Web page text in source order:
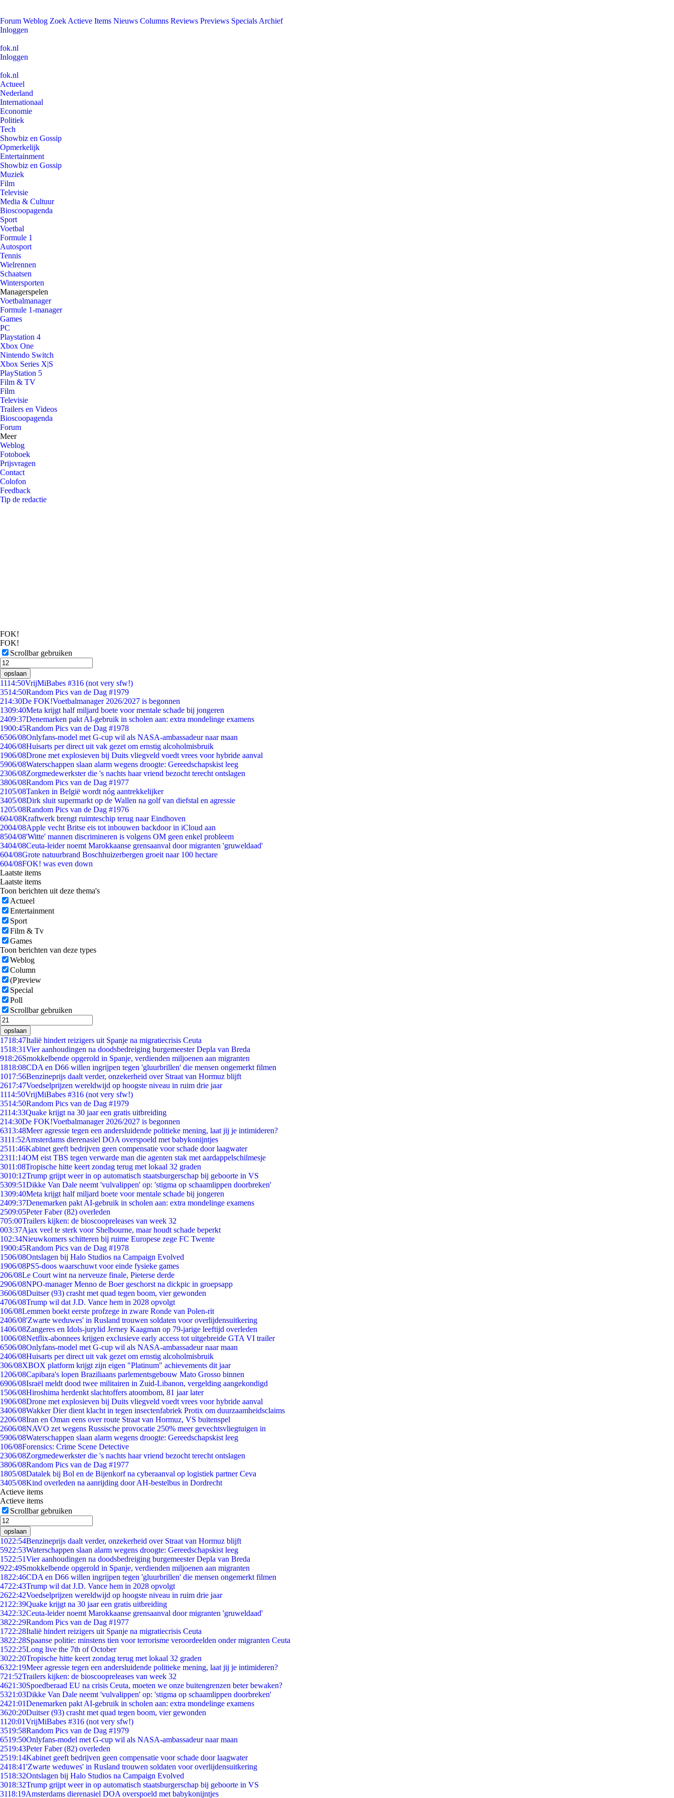
Forum Weblog Zoek Actieve Items Nieuws Columns Reviews Previews Specials Archief
Inloggen
fok.nl
Inloggen
fok.nl
Actueel
Nederland
Internationaal
Economie
Politiek
Tech
Showbiz en Gossip
Opmerkelijk
Entertainment
Showbiz en Gossip
Muziek
Film
Televisie
Media & Cultuur
Bioscoopagenda
Sport
Voetbal
Formule 1
Autosport
Tennis
Wielrennen
Schaatsen
Wintersporten
Managerspelen
Voetbalmanager
Formule 1-manager
Games
PC
Playstation 4
Xbox One
Nintendo Switch
Xbox Series X|S
PlayStation 5
Film & TV
Film
Televisie
Trailers en Videos
Bioscoopagenda
Forum
Meer
Weblog
Fotoboek
Prijsvragen
Contact
Colofon
Feedback
Tip de redactie
FOK!
FOK!
Scrollbar gebruiken
opslaan
1114:50VrijMiBabes #316 (not very sfw!)
3514:50Random Pics van de Dag #1979
214:30De FOK!Voetbalmanager 2026/2027 is begonnen
1309:40Meta krijgt half miljard boete voor mentale schade bij jongeren
2409:37Denemarken pakt AI-gebruik in scholen aan: extra mondelinge examens
1900:45Random Pics van de Dag #1978
6506/08Onlyfans-model met G-cup wil als NASA-ambassadeur naar maan
2406/08Huisarts per direct uit vak gezet om ernstig alcoholmisbruik
1906/08Drone met explosieven bij Duits vliegveld voedt vrees voor hybride aanval
5906/08Waterschappen slaan alarm wegens droogte: Gereedschapskist leeg
2306/08Zorgmedewerkster die 's nachts haar vriend bezocht terecht ontslagen
3806/08Random Pics van de Dag #1977
2105/08Tanken in België wordt nóg aantrekkelijker
3405/08Dirk sluit supermarkt op de Wallen na golf van diefstal en agressie
1205/08Random Pics van de Dag #1976
604/08Kraftwerk brengt ruimteschip terug naar Eindhoven
2004/08Apple vecht Britse eis tot inbouwen backdoor in iCloud aan
8504/08'Witte' mannen discrimineren is volgens OM geen enkel probleem
3404/08Ceuta-leider noemt Marokkaanse grensaanval door migranten 'gruweldaad'
604/08Grote natuurbrand Boschhuizerbergen groeit naar 100 hectare
604/08FOK! was even down
Laatste items
Laatste items
Toon berichten uit deze thema's
Actueel
Entertainment
Sport
Film & Tv
Games
Toon berichten van deze types
Weblog
Column
(P)review
Special
Poll
Scrollbar gebruiken
opslaan
1718:47Italië hindert reizigers uit Spanje na migratiecrisis Ceuta
1518:31Vier aanhoudingen na doodsbedreiging burgemeester Depla van Breda
918:26Smokkelbende opgerold in Spanje, verdienden miljoenen aan migranten
1818:08CDA en D66 willen ingrijpen tegen 'gluurbrillen' die mensen ongemerkt filmen
1017:56Benzineprijs daalt verder, onzekerheid over Straat van Hormuz blijft
2617:47Voedselprijzen wereldwijd op hoogste niveau in ruim drie jaar
1114:50VrijMiBabes #316 (not very sfw!)
3514:50Random Pics van de Dag #1979
2114:33Quake krijgt na 30 jaar een gratis uitbreiding
214:30De FOK!Voetbalmanager 2026/2027 is begonnen
6313:48Meer agressie tegen een andersluidende politieke mening, laat jij je intimideren?
3111:52Amsterdams dierenasiel DOA overspoeld met babykonijntjes
2511:46Kabinet geeft bedrijven geen compensatie voor schade door laagwater
2311:14OM eist TBS tegen verwarde man die agenten stak met aardappelschilmesje
3011:08Tropische hitte keert zondag terug met lokaal 32 graden
3010:12Trump grijpt weer in op automatisch staatsburgerschap bij geboorte in VS
5309:51Dikke Van Dale neemt 'vulvalippen' op: 'stigma op schaamlippen doorbreken'
1309:40Meta krijgt half miljard boete voor mentale schade bij jongeren
2409:37Denemarken pakt AI-gebruik in scholen aan: extra mondelinge examens
2509:05Peter Faber (82) overleden
705:00Trailers kijken: de bioscoopreleases van week 32
003:37Ajax veel te sterk voor Shelbourne, maar houdt schade beperkt
102:34Nieuwkomers schitteren bij ruime Europese zege FC Twente
1900:45Random Pics van de Dag #1978
1506/08Ontslagen bij Halo Studios na Campaign Evolved
1906/08PS5-doos waarschuwt voor einde fysieke games
206/08Le Court wint na nerveuze finale, Pieterse derde
2906/08NPO-manager Menno de Boer geschorst na dickpic in groepsapp
3606/08Duitser (93) crasht met quad tegen boom, vier gewonden
4706/08Trump wil dat J.D. Vance hem in 2028 opvolgt
106/08Lemmen boekt eerste profzege in zware Ronde van Polen-rit
2406/08'Zwarte weduwes' in Rusland trouwen soldaten voor overlijdensuitkering
1406/08Zangeres en Idols-jurylid Jerney Kaagman op 79-jarige leeftijd overleden
1006/08Netflix-abonnees krijgen exclusieve early access tot uitgebreide GTA VI trailer
6506/08Onlyfans-model met G-cup wil als NASA-ambassadeur naar maan
2406/08Huisarts per direct uit vak gezet om ernstig alcoholmisbruik
306/08XBOX platform krijgt zijn eigen "Platinum" achievements dit jaar
1206/08Capibara's lopen Braziliaans parlementsgebouw Mato Grosso binnen
6906/08Israël meldt dood twee militairen in Zuid-Libanon, vergelding aangekondigd
1506/08Hiroshima herdenkt slachtoffers atoombom, 81 jaar later
1906/08Drone met explosieven bij Duits vliegveld voedt vrees voor hybride aanval
3406/08Wakker Dier dient klacht in tegen insectenfabriek Protix om duurzaamheidsclaims
2206/08Iran en Oman eens over route Straat van Hormuz, VS buitenspel
2606/08NAVO zet wegens Russische provocatie 250% meer gevechtsvliegtuigen in
5906/08Waterschappen slaan alarm wegens droogte: Gereedschapskist leeg
106/08Forensics: Crime Scene Detective
2306/08Zorgmedewerkster die 's nachts haar vriend bezocht terecht ontslagen
3806/08Random Pics van de Dag #1977
1805/08Datalek bij Bol en de Bijenkorf na cyberaanval op logistiek partner Ceva
3405/08Kind overleden na aanrijding door AH-bestelbus in Dordrecht
Actieve items
Actieve items
Scrollbar gebruiken
opslaan
1022:54Benzineprijs daalt verder, onzekerheid over Straat van Hormuz blijft
5922:53Waterschappen slaan alarm wegens droogte: Gereedschapskist leeg
1522:51Vier aanhoudingen na doodsbedreiging burgemeester Depla van Breda
922:49Smokkelbende opgerold in Spanje, verdienden miljoenen aan migranten
1822:46CDA en D66 willen ingrijpen tegen 'gluurbrillen' die mensen ongemerkt filmen
4722:43Trump wil dat J.D. Vance hem in 2028 opvolgt
2622:42Voedselprijzen wereldwijd op hoogste niveau in ruim drie jaar
21 22:39Quake krijgt na 30 jaar een gratis uitbreiding
3422:32Ceuta-leider noemt Marokkaanse grensaanval door migranten 'gruweldaad'
3822:29Random Pics van de Dag #1977
1722:28Italië hindert reizigers uit Spanje na migratiecrisis Ceuta
3822:28Spaanse politie: minstens tien voor terrorisme veroordeelden onder migranten Ceuta
1522:25Long live the 7th of October
3022:20Tropische hitte keert zondag terug met lokaal 32 graden
6322:19Meer agressie tegen een andersluidende politieke mening, laat jij je intimideren?
721:52Trailers kijken: de bioscoopreleases van week 32
4621:30Spoedberaad EU na crisis Ceuta, moeten we onze buitengrenzen beter bewaken?
5321:03Dikke Van Dale neemt 'vulvalippen' op: 'stigma op schaamlippen doorbreken'
2421:01Denemarken pakt AI-gebruik in scholen aan: extra mondelinge examens
3620:20Duitser (93) crasht met quad tegen boom, vier gewonden
11 20:01VrijMiBabes #316 (not very sfw!)
3519:58Random Pics van de Dag #1979
6519:50Onlyfans-model met G-cup wil als NASA-ambassadeur naar maan
2519:43Peter Faber (82) overleden
2519:14Kabinet geeft bedrijven geen compensatie voor schade door laagwater
2418:41'Zwarte weduwes' in Rusland trouwen soldaten voor overlijdensuitkering
1518:32Ontslagen bij Halo Studios na Campaign Evolved
3018:32Trump grijpt weer in op automatisch staatsburgerschap bij geboorte in VS
3118:19Amsterdams dierenasiel DOA overspoeld met babykonijntjes